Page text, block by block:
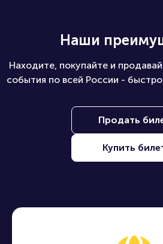
Наши
Находите, покупайте и
события по всей России -
Продать
Купить